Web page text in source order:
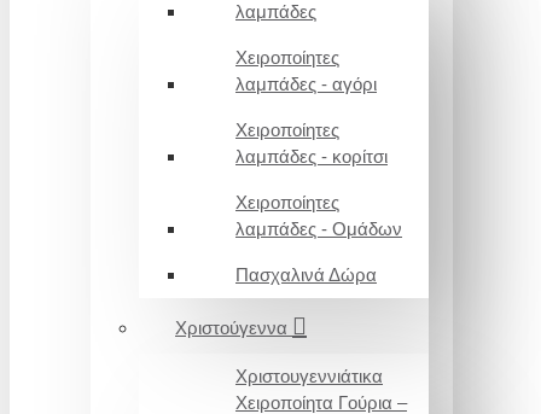
λαμπάδες
Χειροποίητες
λαμπάδες - αγόρι
Χειροποίητες
λαμπάδες - κορίτσι
Χειροποίητες
λαμπάδες - Ομάδων
Πασχαλινά Δώρα
Χριστούγεννα
Χριστουγεννιάτικα
Χειροποίητα Γούρια –